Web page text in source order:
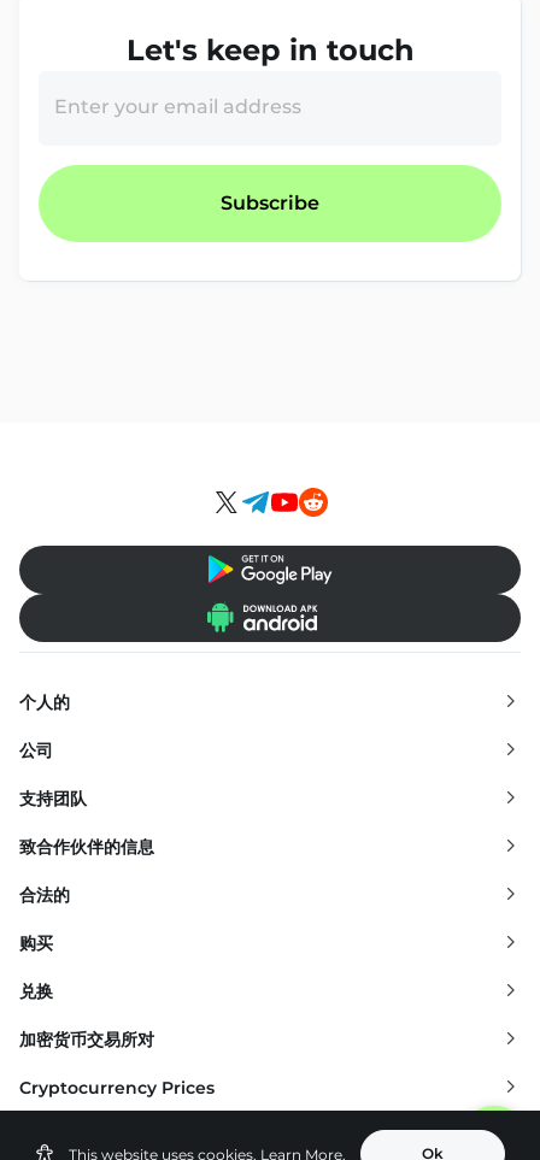
Let's keep in touch
Enter your email address
Subscribe
个人的
交换
兑换
出售
DeFi
公司
关于我们
支持的货币
关于我们的新闻
我们的同伴
支持团队
常问问题
服务台
博客
速成班
致合作伙伴的信息
All Solutions for Business
Listings
Changelly PAY
Affiliate Program
合法的
使用条款
隐私政策
主管部门
购买
Buy Bitcoin (BTC)
Buy Ethereum (ETH)
Buy Litecoin (LTC)
兑换
Exchange Bitcoin (BTC)
Exchange Ethereum (ETH)
加密货币交易所对
BTC to USDT
Cryptocurrency Prices
This website uses cookies. Learn More. Ok